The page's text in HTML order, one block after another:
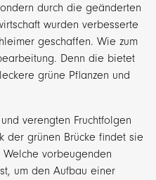
durch die geänderten
wurden verbesserte
geschaffen. Wie zum
Denn die bietet
grüne Pflanzen und
verengten Fruchtfolgen
der grünen Brücke findet sie
vorbeugenden
um den Aufbau einer